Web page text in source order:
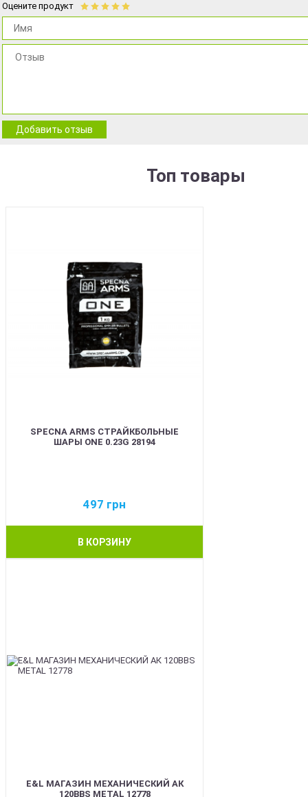
Оцените продукт
Добавить отзыв
Топ товары
SPECNA ARMS СТРАЙКБОЛЬНЫЕ
ШАРЫ ONE 0.23G 28194
497 грн
В КОРЗИНУ
E&L МАГАЗИН МЕХАНИЧЕСКИЙ АК
120BBS METAL 12778